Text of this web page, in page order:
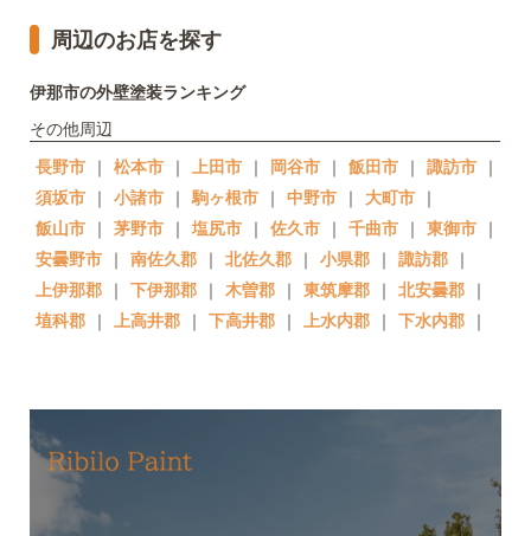
周辺のお店を探す
伊那市の外壁塗装ランキング
その他周辺
長野市 ｜ 松本市 ｜ 上田市 ｜ 岡谷市 ｜ 飯田市 ｜ 諏訪市 ｜
須坂市 ｜ 小諸市 ｜ 駒ヶ根市 ｜ 中野市 ｜ 大町市 ｜
飯山市 ｜ 茅野市 ｜ 塩尻市 ｜ 佐久市 ｜ 千曲市 ｜ 東御市 ｜
安曇野市 ｜ 南佐久郡 ｜ 北佐久郡 ｜ 小県郡 ｜ 諏訪郡 ｜
上伊那郡 ｜ 下伊那郡 ｜ 木曽郡 ｜ 東筑摩郡 ｜ 北安曇郡 ｜
埴科郡 ｜ 上高井郡 ｜ 下高井郡 ｜ 上水内郡 ｜ 下水内郡 ｜